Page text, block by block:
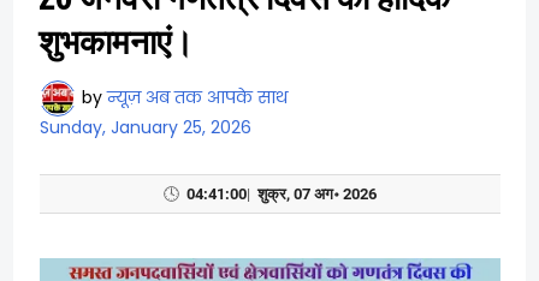
शुभकामनाएं।
by न्यूज़ अब तक आपके साथ
Sunday, January 25, 2026
🕓 04:41:01| शुक्र, 07 अग॰ 2026